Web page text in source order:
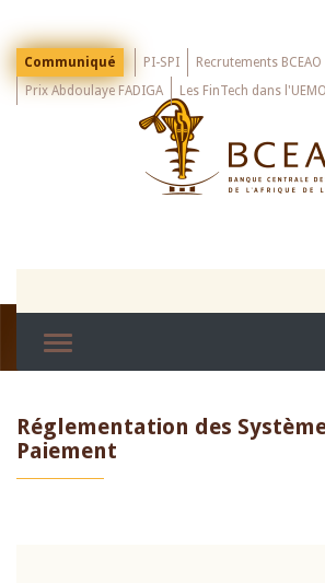
mainMenu
Top
Communiqué PI-SPI Recrutements BCEAO
Prix Abdoulaye FADIGA
Les FinTech dans
Réglementation des
Paiement